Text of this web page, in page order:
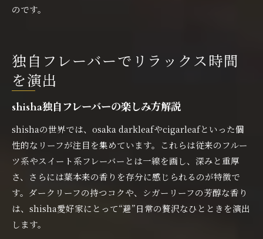
のです。
独自フレーバーでリラックス時間
を演出
shisha独自フレーバーの楽しみ方解説
shishaの世界では、osaka darkleafやcigarleafといった個
性的なリーフが注目を集めています。これらは従来のフルー
ツ系やスイート系フレーバーとは一線を画し、深みと重厚
さ、さらには葉本来の香りを存分に感じられるのが特徴で
す。ダークリーフの持つコクや、シガーリーフの芳醇な香り
は、shisha愛好家にとって“避”日常の贅沢なひとときを演出
します。